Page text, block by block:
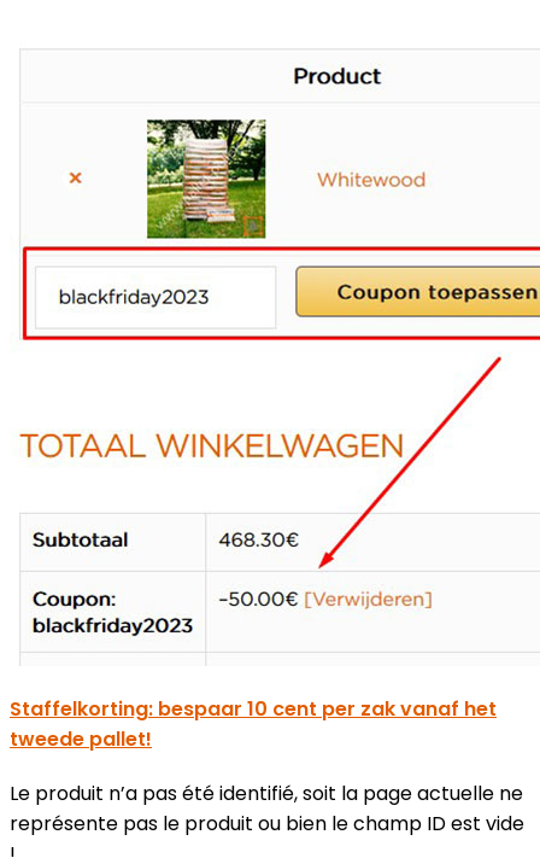
Staffelkorting: bespaar 10 cent per zak vanaf het
tweede pallet!
Le produit n’a pas été identifié, soit la page actuelle ne
représente pas le produit ou bien le champ ID est vide